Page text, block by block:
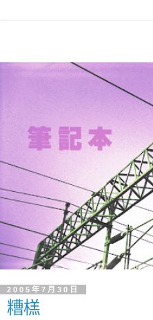
2005年7月30日
糟榚